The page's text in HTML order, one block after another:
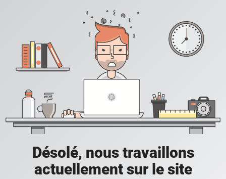
Désolé, nous travaillons
actuellement sur le site